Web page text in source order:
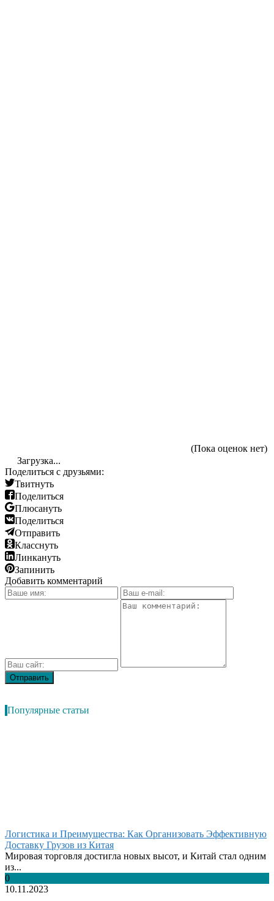
(Пока оценок нет)
Загрузка...
Поделиться с друзьями:
Твитнуть
Поделиться
Плюсануть
Поделиться
Отправить
Класснуть
Линкануть
Запинить
Добавить комментарий
Популярные статьи
Логистика и Преимущества: Как Организовать Эффективную
Доставку Грузов из Китая
Мировая торговля достигла новых высот, и Китай стал одним
из...
0
10.11.2023